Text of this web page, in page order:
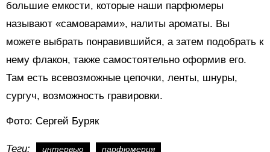
большие емкости, которые наши парфюмеры
называют «самоварами», налиты ароматы. Вы
можете выбрать понравившийся, а затем подобрать к
нему флакон, также самостоятельно оформив его.
Там есть всевозможные цепочки, ленты, шнуры,
сургуч, возможность гравировки.
Фото: Сергей Буряк
Теги: интервью парфюмерия